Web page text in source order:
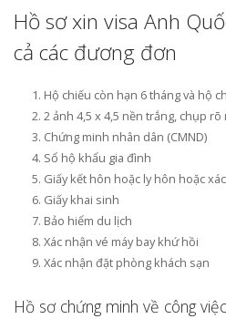
Hồ sơ xin visa Anh
cả các đương đơn
Hộ chiếu còn hạn 6 tháng và hộ
2 ảnh 4,5 x 4,5 nền trắng, chụp rõ
Chứng minh nhân dân (CMND)
Sổ hộ khẩu gia đình
Giấy kết hôn hoặc ly hôn hoặc
Giấy khai sinh
Bảo hiểm du lịch
Xác nhận vé máy bay khứ hồi
Xác nhận đặt phòng khách sạn
Hồ sơ chứng minh về công việc